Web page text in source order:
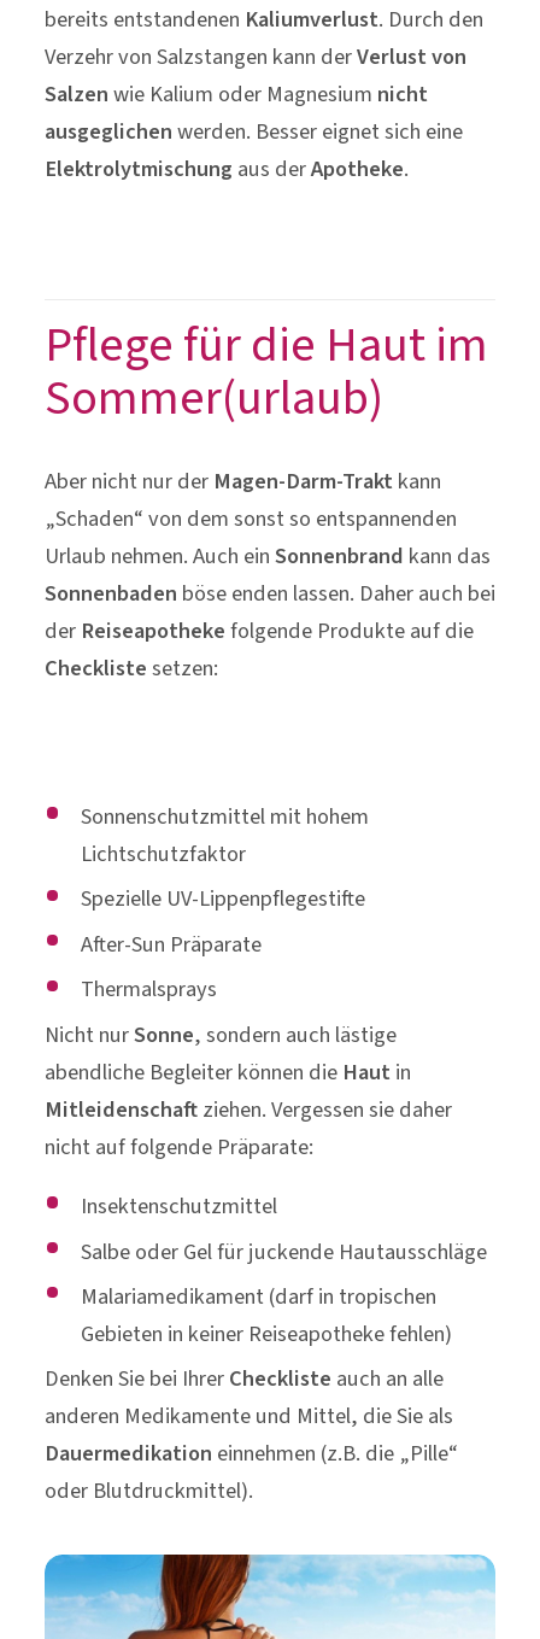
bereits entstandenen Kaliumverlust. Durch den
Verzehr von Salzstangen kann derVerlust von
Salzenwie Kalium oder Magnesium nicht
ausgeglichenwerden. Besser eignet sich eine
Elektrolytmischung aus derApotheke.
Pflege für die Haut im
Sommer(urlaub)
Aber nicht nur der Magen-Darm-Traktkann
„Schaden“ von dem sonst so entspannenden
Urlaub nehmen. Auch einSonnenbrand kann das
Sonnenbaden böse enden lassen. Daher auch bei
der Reiseapothekefolgende Produkte auf die
Checklistesetzen:
Sonnenschutzmittel mit hohem
Lichtschutzfaktor
Spezielle UV-Lippenpflegestifte
After-Sun Präparate
Thermalsprays
Nicht nurSonne, sondern auch lästige
abendliche Begleiter können die Hautin
Mitleidenschaftziehen. Vergessen sie daher
nicht auf folgende Präparate:
Insektenschutzmittel
Salbe oder Gel für juckende Hautausschläge
Malariamedikament (darf in tropischen
Gebieten in keiner Reiseapotheke fehlen)
Denken Sie bei IhrerCheckliste auch an alle
anderen Medikamente und Mittel, die Sie als
Dauermedikation einnehmen (z.B. die „Pille“
oder Blutdruckmittel).